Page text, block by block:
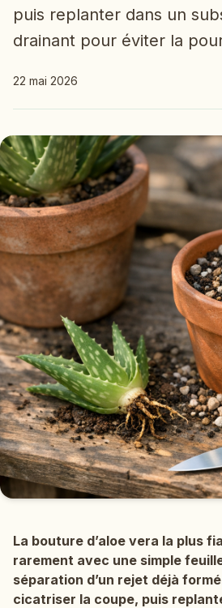
puis replanter dans un
drainant pour éviter la
22 mai 2026
La bouture d’aloe vera la plus
rarement avec une simple
séparation d’un rejet déjà
cicatriser la coupe, puis